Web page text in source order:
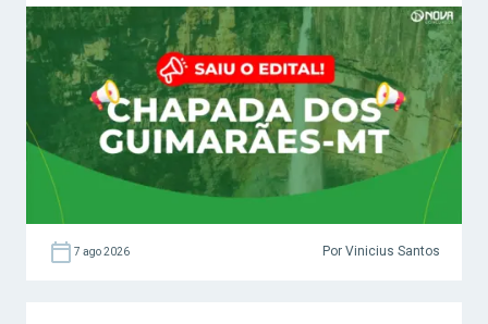
7 ago 2026 Por Vinicius Santos